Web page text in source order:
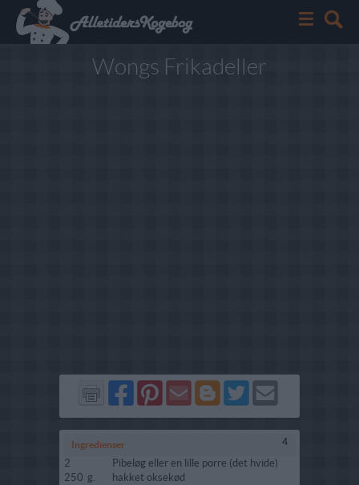
Wongs Frikadeller
Del
på
Facebook
Del
på
Pinterest
Send
via
GMail
Del
på
Blogger
Del
på
Twitter
Send
Ingredienser 4
2
Pibeløg eller en lille porre (det hvide)
250 g.
hakket oksekød